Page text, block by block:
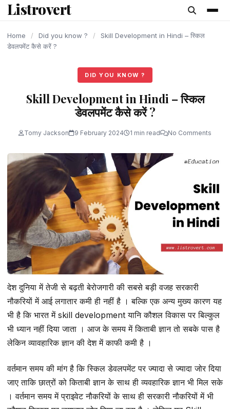
content
Listrovert
Home / Did you know ? /
Skill Development in Hindi – स्किल
डेवलपमेंट कैसे करें ?
DID YOU KNOW ?
Skill Development in Hindi – स्किल
डेवलपमेंट कैसे करें ?
Tomy Jackson 9 February 2024 1 min read No Comments
देश दुनिया में तेजी से बढ़ती बेरोजगारी की सबसे बड़ी वजह सरकारी
नौकरियों में आई लगातार कमी ही नहीं है । बल्कि एक अन्य मुख्य कारण यह
भी है कि भारत में skill development यानि कौशल विकास पर बिल्कुल
भी ध्यान नहीं दिया जाता । आज के समय में किताबी ज्ञान तो सबके पास है
लेकिन व्यावहारिक ज्ञान की देश में काफी कमी है ।
वर्तमान समय की मांग है कि स्किल डेवलपमेंट पर ज्यादा से ज्यादा जोर दिया
जाए ताकि छात्रों को किताबी ज्ञान के साथ ही व्यवहारिक ज्ञान भी मिल सके
। वर्तमान समय में प्राइवेट नौकरियों के साथ ही सरकारी नौकरियों में भी